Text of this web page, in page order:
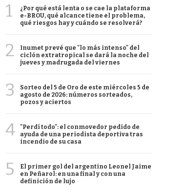
1
¿Por qué está lenta o se cae la plataforma
e-BROU, qué alcance tiene el problema,
qué riesgos hay y cuándo se resolverá?
2
Inumet prevé que "lo más intenso" del
ciclón extratropical se dará la noche del
jueves y madrugada del viernes
3
Sorteo del 5 de Oro de este miércoles 5 de
agosto de 2026: números sorteados,
pozos y aciertos
4
"Perdí todo": el conmovedor pedido de
ayuda de una periodista deportiva tras
incendio de su casa
5
El primer gol del argentino Leonel Jaime
en Peñarol: en una final y con una
definición de lujo